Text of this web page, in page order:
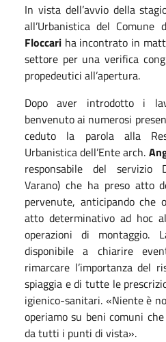
In vista dell’avvio della
all’Urbanistica del Comune
Floccari ha incontrato in
settore per una verifica
propedeutici all’apertura.
Dopo aver introdotto i
benvenuto ai numerosi
ceduto la parola alla
Urbanistica dell’Ente arch.
responsabile del servizio
Varano) che ha preso atto
pervenute, anticipando che
atto determinativo ad hoc
operazioni di montaggio.
disponibile a chiarire
rimarcare l’importanza del
spiaggia e di tutte le
igienico-sanitari. «Niente è
operiamo su beni comuni
da tutti i punti di vista».